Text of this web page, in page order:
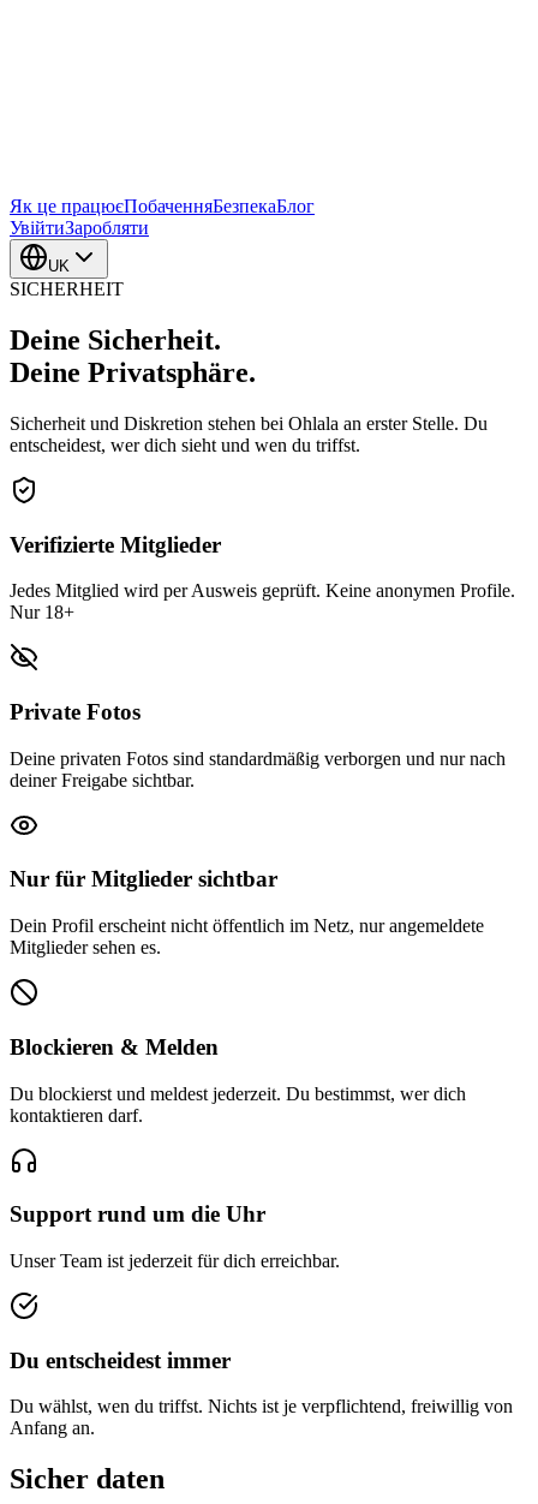
Як це працюєПобаченняБезпекаБлог
УвійтиЗаробляти
UK
SICHERHEIT
Deine Sicherheit.
Deine Privatsphäre.
Sicherheit und Diskretion stehen bei Ohlala an erster Stelle. Du
entscheidest, wer dich sieht und wen du triffst.
Verifizierte Mitglieder
Jedes Mitglied wird per Ausweis geprüft. Keine anonymen Profile.
Nur 18+
Private Fotos
Deine privaten Fotos sind standardmäßig verborgen und nur nach
deiner Freigabe sichtbar.
Nur für Mitglieder sichtbar
Dein Profil erscheint nicht öffentlich im Netz, nur angemeldete
Mitglieder sehen es.
Blockieren & Melden
Du blockierst und meldest jederzeit. Du bestimmst, wer dich
kontaktieren darf.
Support rund um die Uhr
Unser Team ist jederzeit für dich erreichbar.
Du entscheidest immer
Du wählst, wen du triffst. Nichts ist je verpflichtend, freiwillig von
Anfang an.
Sicher daten